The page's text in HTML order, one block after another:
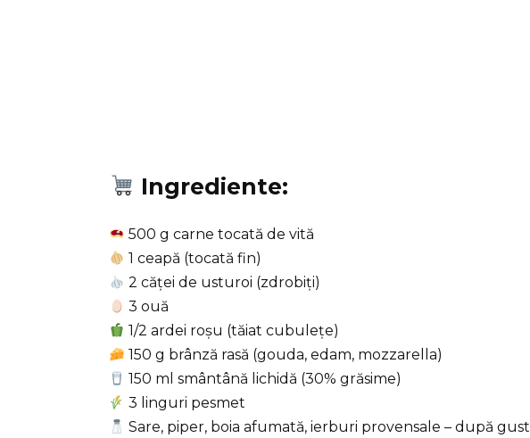
Ingrediente:
500 g carne tocată de vită
1 ceapă (tocată fin)
2 căței de usturoi (zdrobiți)
3 ouă
1/2 ardei roșu (tăiat cubulețe)
150 g brânză rasă (gouda, edam, mozzarella)
150 ml smântână lichidă (30% grăsime)
3 linguri pesmet
Sare, piper, boia afumată, ierburi provensale – după gust